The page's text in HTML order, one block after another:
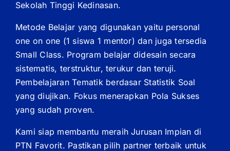
Sekolah Tinggi Kedinasan.
Metode Belajar yang digunakan yaitu personal
one on one (1 siswa 1 mentor) dan juga tersedia
Small Class. Program belajar didesain secara
sistematis, terstruktur, terukur dan teruji.
Pembelajaran Tematik berdasar Statistik Soal
yang diujikan. Fokus menerapkan Pola Sukses
yang sudah proven.
Kami siap membantu meraih Jurusan Impian di
PTN Favorit. Pastikan pilih partner terbaik untuk